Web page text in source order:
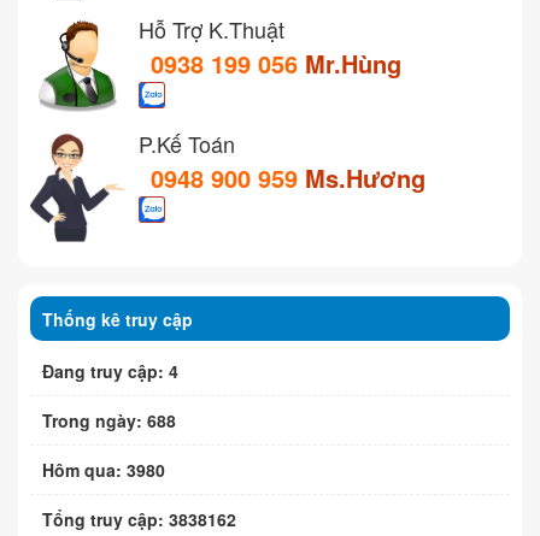
Hỗ Trợ K.Thuật
0938 199 056 Mr.Hùng
P.Kế Toán
0948 900 959 Ms.Hương
Thống kê truy cập
Đang truy cập: 4
Trong ngày: 688
Hôm qua: 3980
Tổng truy cập: 3838162